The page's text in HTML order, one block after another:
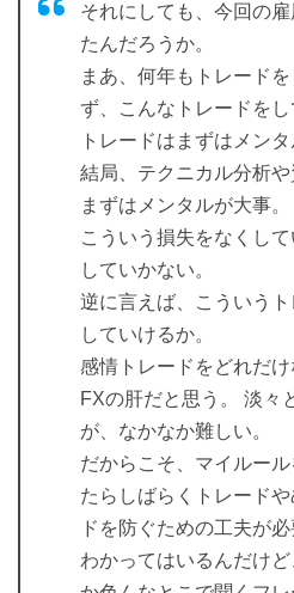
それにしても、今回の
たんだろうか。
まあ、何年もトレード
ず、こんなトレードを
トレードはまずはメン
結局、テクニカル分析や
まずはメンタルが大事。
こういう損失をなくし
していかない。
逆に言えば、こういう
していけるか。
感情トレードをどれだけ
FXの肝だと思う。 淡々
が、なかなか難しい。
だからこそ、マイルー
たらしばらくトレード
ドを防ぐための工夫が
わかってはいるんだけ